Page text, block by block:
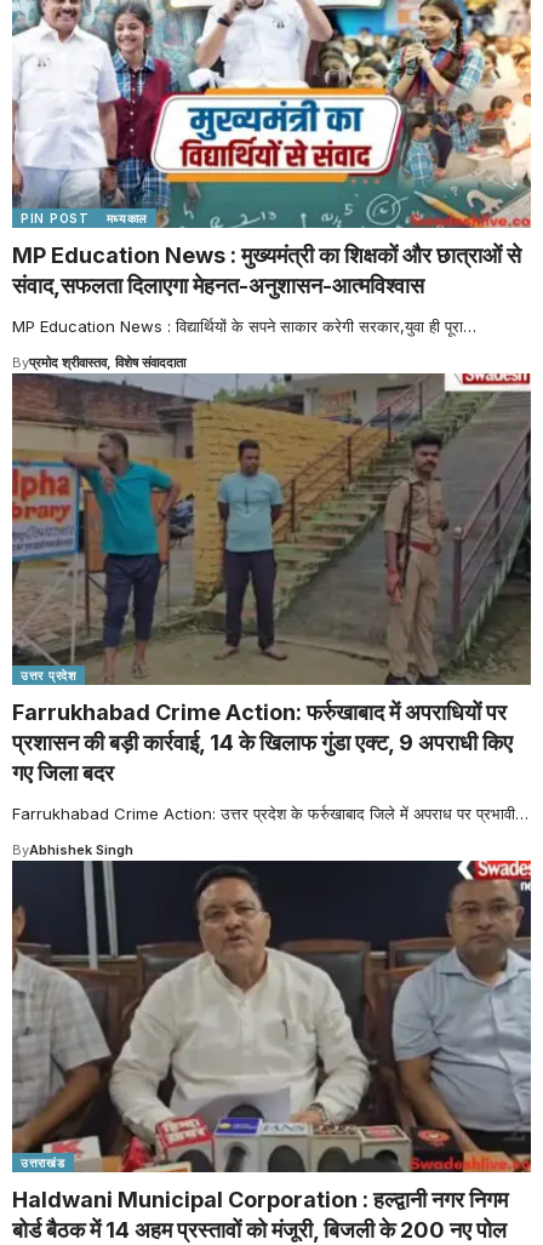
PIN POST मध्यकाल
MP Education News : मुख्यमंत्री का शिक्षकों और छात्राओं से
संवाद,सफलता दिलाएगा मेहनत-अनुशासन-आत्मविश्वास
MP Education News : विद्यार्थियों के सपने साकार करेगी सरकार,युवा ही पूरा…
Byप्रमोद श्रीवास्तव, विशेष संवाददाता
उत्तर प्रदेश
Farrukhabad Crime Action: फर्रुखाबाद में अपराधियों पर
प्रशासन की बड़ी कार्रवाई, 14 के खिलाफ गुंडा एक्ट, 9 अपराधी किए
गए जिला बदर
Farrukhabad Crime Action: उत्तर प्रदेश के फर्रुखाबाद जिले में अपराध पर प्रभावी…
ByAbhishek Singh
उत्तराखंड
Haldwani Municipal Corporation : हल्द्वानी नगर निगम
बोर्ड बैठक में 14 अहम प्रस्तावों को मंजूरी, बिजली के 200 नए पोल